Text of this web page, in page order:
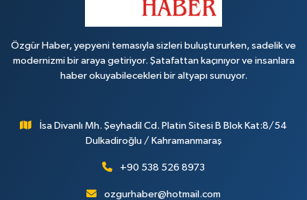
Özgür Haber, yepyeni temasıyla sizleri buluştururken, sadelik ve
modernizmi bir araya getiriyor. Şatafattan kaçınıyor ve insanlara
haber okuyabilecekleri bir altyapı sunuyor.
İsa Divanlı Mh. Şeyhadil Cd. Platin Sitesi B Blok Kat:8/54
Dulkadiroğlu / Kahramanmaraş
+90 538 526 8973
ozgurhaber@hotmail.com